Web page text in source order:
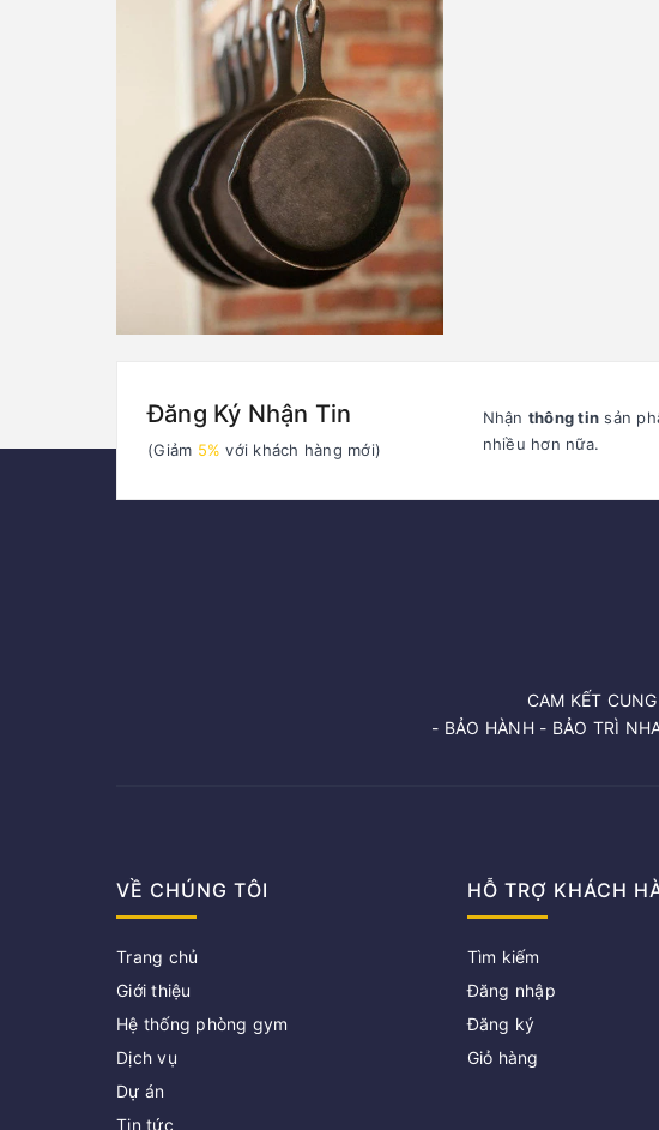
Đăng Ký Nhận Tin
(Giảm 5% với khách hàng mới)
Nhận thông tin sản
nhiều hơn nữa.
CAM KẾT
- BẢO HÀNH - BẢO TRÌ
VỀ CHÚNG TÔI
Trang chủ
Giới thiệu
Hệ thống phòng gym
Dịch vụ
Dự án
Tin tức
HỖ TRỢ KHÁCH
Tìm kiếm
Đăng nhập
Đăng ký
Giỏ hàng